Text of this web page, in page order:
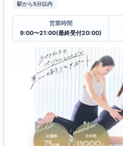
駅から5分以内
営業時間
9:00〜21:00(最終受付20:00)